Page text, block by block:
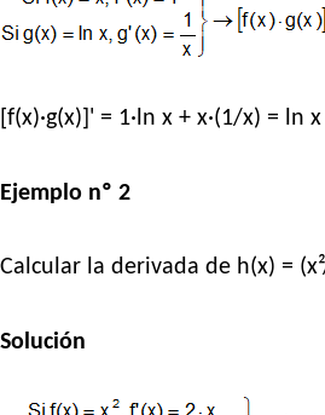
[f(x)·g(x)]' = 1·ln x + x·(1/x) = ln
Ejemplo nº 2
Calcular la derivada de h(x) =
Solución